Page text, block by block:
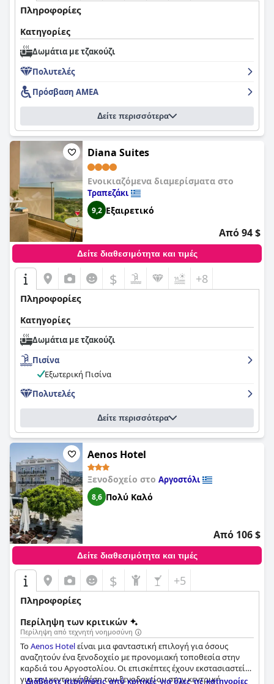
Πληροφορίες
Κατηγορίες
Δωμάτια με τζακούζι
Πολυτελές
Πρόσβαση ΑΜΕΑ
Δείτε περισσότερα
Diana Suites
Ενοικιαζόμενα διαμερίσματα στο
Τραπεζάκι
9,2 Εξαιρετικό
Από 94 $
Δείτε διαθεσιμότητα και τιμές
$ +8
Πληροφορίες
Κατηγορίες
Δωμάτια με τζακούζι
Πισίνα
Εξωτερική Πισίνα
Πολυτελές
Δείτε περισσότερα
Aenos Hotel
Ξενοδοχείο στο Αργοστόλι
8,6 Πολύ Καλό
Από 106 $
Δείτε διαθεσιμότητα και τιμές
$ +5
Πληροφορίες
Περίληψη των κριτικών
Περίληψη από τεχνητή νοημοσύνη
ΤοAenos Hotelείναι μια φανταστική επιλογή για όσους
αναζητούν ένα ξενοδοχείο με προνομιακή τοποθεσία στην
καρδιά του Αργοστολίου. Οι επισκέπτες έχουν εκστασιαστεί
για την κεντρική θέση του ξενοδοχείου στην κεντρική
Διαβάστε περιλήψεις από κριτικές για όλες τις κατηγορίες